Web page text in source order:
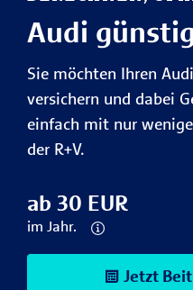
Audi
Sie möchten Ihren
versichern und dabei
einfach mit nur
der R+V.
ab 30 EUR
im Jahr.
Jetzt